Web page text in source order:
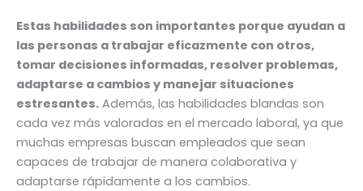
Estas habilidades son importantes porque ayudan a
las personas a trabajar eficazmente con otros,
tomar decisiones informadas, resolver problemas,
adaptarse a cambios y manejar situaciones
estresantes. Además, las habilidades blandas son
cada vez más valoradas en el mercado laboral, ya que
muchas empresas buscan empleados que sean
capaces de trabajar de manera colaborativa y
adaptarse rápidamente a los cambios.